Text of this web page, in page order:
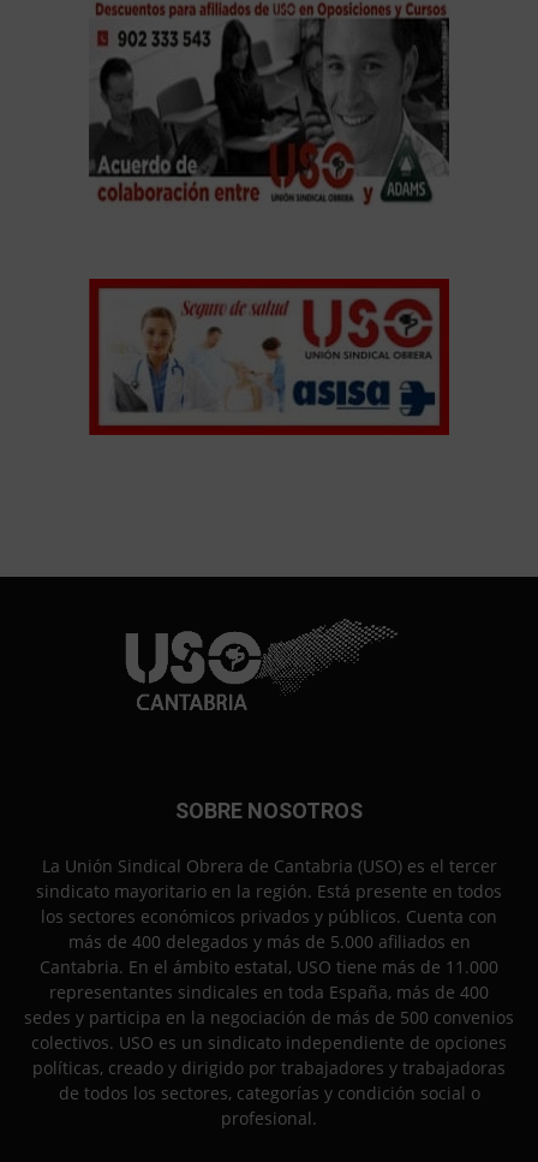
SOBRE NOSOTROS
La Unión Sindical Obrera de Cantabria (USO) es el tercer
sindicato mayoritario en la región. Está presente en todos
los sectores económicos privados y públicos. Cuenta con
más de 400 delegados y más de 5.000 afiliados en
Cantabria. En el ámbito estatal, USO tiene más de 11.000
representantes sindicales en toda España, más de 400
sedes y participa en la negociación de más de 500 convenios
colectivos. USO es un sindicato independiente de opciones
políticas, creado y dirigido por trabajadores y trabajadoras
de todos los sectores, categorías y condición social o
profesional.